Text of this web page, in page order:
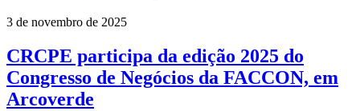
3 de novembro de 2025
CRCPE participa da edição 2025 do
Congresso de Negócios da FACCON, em
Arcoverde